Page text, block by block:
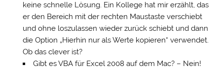
keine schnelle Lösung. Ein Kollege hat mir erzählt, das
er den Bereich mit der rechten Maustaste verschiebt
und ohne loszulassen wieder zurück schiebt und dann
die Option „Hierhin nur als Werte kopieren“ verwendet.
Ob das clever ist?
Gibt es VBA für Excel 2008 auf dem Mac? – Nein!